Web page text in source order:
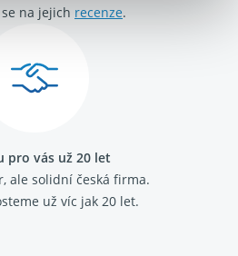
na jejich recenze.
pro vás už 20 let
ale solidní česká firma.
už víc jak 20 let.